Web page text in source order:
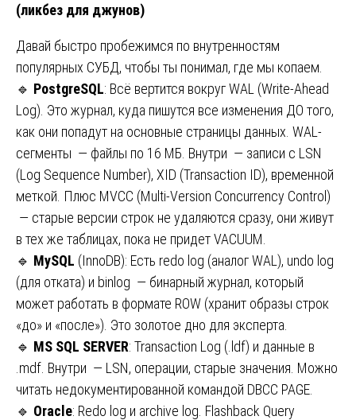
(ликбез для джунов)
Давай быстро пробежимся по внутренностям
популярных СУБД, чтобы ты понимал, где мы копаем.
🔹 PostgreSQL: Всё вертится вокруг WAL (Write-Ahead
Log). Это журнал, куда пишутся все изменения ДО того,
как они попадут на основные страницы данных. WAL-
сегменты — файлы по 16 МБ. Внутри — записи с LSN
(Log Sequence Number), XID (Transaction ID), временной
меткой. Плюс MVCC (Multi-Version Concurrency Control)
— старые версии строк не удаляются сразу, они живут
в тех же таблицах, пока не придет VACUUM.
🔹 MySQL (InnoDB): Есть redo log (аналог WAL), undo log
(для отката) и binlog — бинарный журнал, который
может работать в формате ROW (хранит образы строк
«до» и «после»). Это золотое дно для эксперта.
🔹 MS SQL SERVER: Transaction Log (.ldf) и данные в
.mdf. Внутри — LSN, операции, старые значения. Можно
читать недокументированной командой DBCC PAGE.
🔹 Oracle: Redo log и archive log. Flashback Query